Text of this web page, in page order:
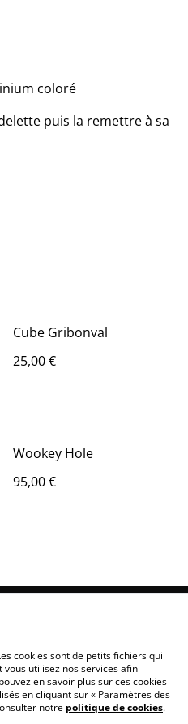
coloré
puis la remettre à sa
Cube Gribonval
25,00 €
Wookey Hole
95,00 €
Politique de cookies
cookies sont de petits fichiers qui
utilisez nos services afin
en savoir plus sur ces cookies
en cliquant sur « Paramètres des
notre politique de cookies.